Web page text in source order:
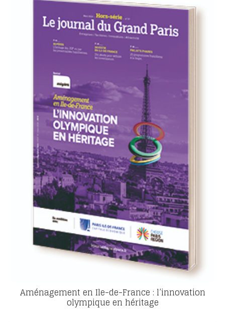
Aménagement en Ile-de-France : l’innovation
olympique en héritage